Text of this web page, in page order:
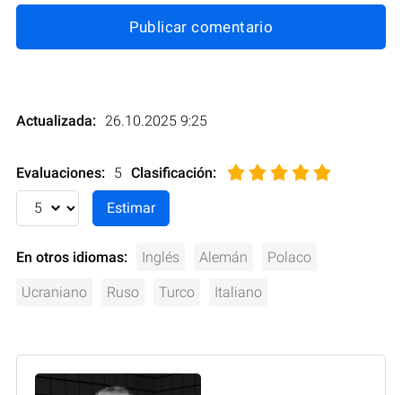
Publicar comentario
Actualizada: 26.10.2025 9:25
Evaluaciones: 5 Clasificación:
En otros idiomas: Inglés Alemán Polaco
Ucraniano Ruso Turco Italiano